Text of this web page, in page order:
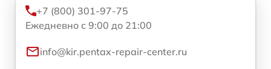
+7 (800) 301-97-75
Ежедневно с 9:00 до 21:00
info@kir.pentax-repair-center.ru